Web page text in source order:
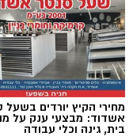
מחירי הקיץ יורדים בשעל
אשדוד: מבצעי ענק על
בית, גינה וכלי עבודה